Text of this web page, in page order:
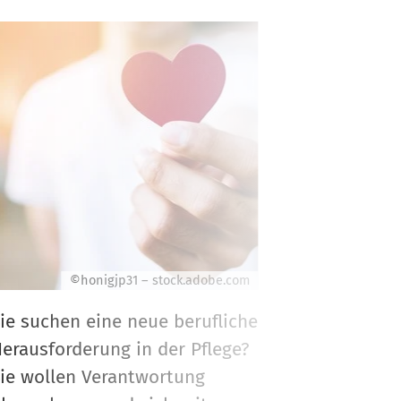
©honigjp31 – stock.adobe.com
suchen eine neue berufliche
in der Pflege?
wollen Verantwortung